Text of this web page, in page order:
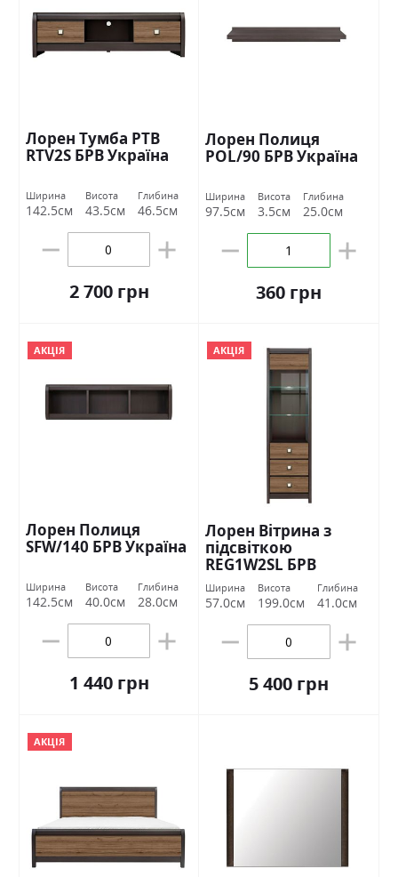
Лорен Тумба РТВ
RTV2S БРВ Україна
Ширина
142.5см
Висота
43.5см
Глибина
46.5см
2 700 грн
Лорен Полиця
POL/90 БРВ Україна
Ширина
97.5см
Висота
3.5см
Глибина
25.0см
360 грн
АКЦІЯ
Лорен Полиця
SFW/140 БРВ Україна
Ширина
142.5см
Висота
40.0см
Глибина
28.0см
1 440 грн
АКЦІЯ
Лорен Вітрина з
підсвіткою
REG1W2SL БРВ
Україна
Ширина
57.0см
Висота
199.0см
Глибина
41.0см
5 400 грн
АКЦІЯ